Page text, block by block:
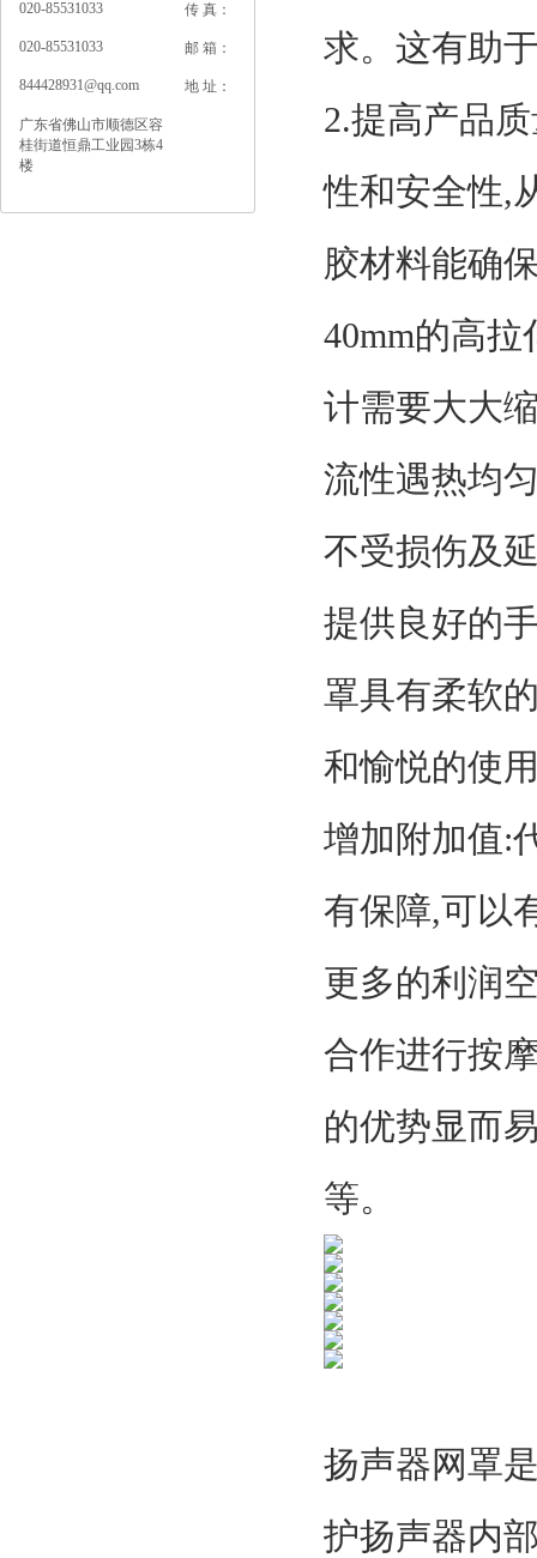
020-85531033 传 真：
020-85531033 邮 箱：
844428931@qq.com 地 址：
广东省佛山市顺德区容
桂街道恒鼎工业园3栋4
楼
求。这有助
2.提高产品
性和安全性,
胶材料能确
40mm的高
计需要大大
流性遇热均
不受损伤及
提供良好的
罩具有柔软
和愉悦的使
增加附加值:
有保障,可以
更多的利润
合作进行按
的优势显而
等。
扬声器网罩
护扬声器内